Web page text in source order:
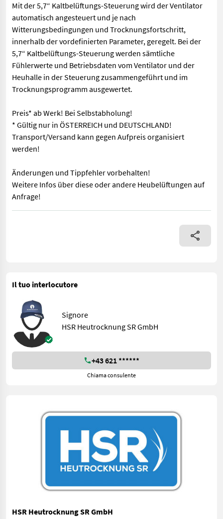
Mit der 5,7“ Kaltbelüftungs-Steuerung wird der Ventilator
automatisch angesteuert und je nach
Witterungsbedingungen und Trocknungsfortschritt,
innerhalb der vordefinierten Parameter, geregelt. Bei der
5,7“ Kaltbelüftungs-Steuerung werden sämtliche
Fühlerwerte und Betriebsdaten vom Ventilator und der
Heuhalle in der Steuerung zusammengeführt und im
Trocknungsprogramm ausgewertet.
Preis* ab Werk! Bei Selbstabholung!
* Gültig nur in ÖSTERREICH und DEUTSCHLAND!
Transport/Versand kann gegen Aufpreis organisiert
werden!
Änderungen und Tippfehler vorbehalten!
Weitere Infos über diese oder andere Heubelüftungen auf
Anfrage!
Neumaschine/Lagerware 5,7“ Kaltbelüftungssteuerung für 1
Il tuo interlocutore
Signore
HSR Heutrocknung SR GmbH
+43 621 ******
Chiama consulente
HSR Heutrocknung SR GmbH